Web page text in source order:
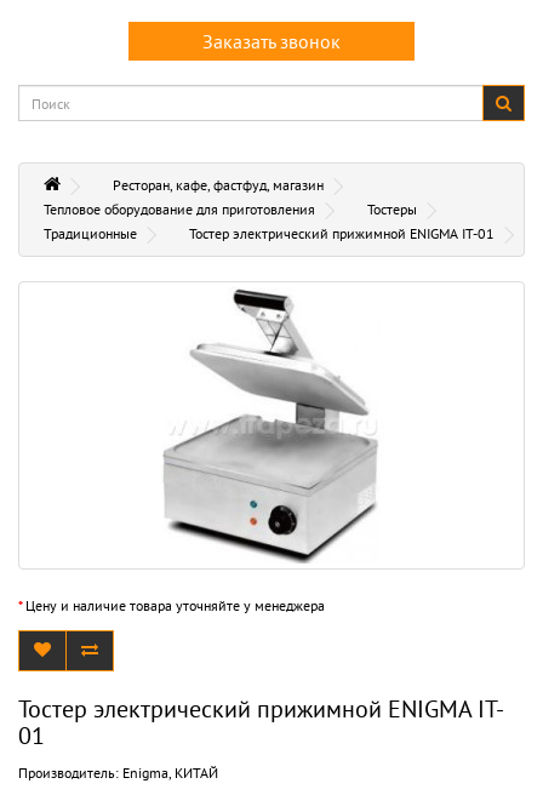
Заказать звонок
Ресторан, кафе, фастфуд, магазин
Тепловое оборудование для приготовления
Тостеры
Традиционные
Тостер электрический прижимной ENIGMA IT-01
*Цену и наличие товара уточняйте у менеджера
Тостер электрический прижимной ENIGMA IT-
01
Производитель: Enigma, КИТАЙ